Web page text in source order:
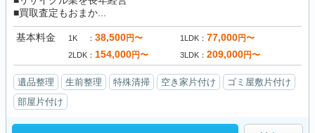
■買取査定もおまか...
基本料金 1K 38,500円〜 1LDK 77,000円〜
2LDK 154,000円〜 3LDK 209,000円〜
遺品整理 生前整理 特殊清掃 空き家片付け
ゴミ屋敷片付け
部屋片付け